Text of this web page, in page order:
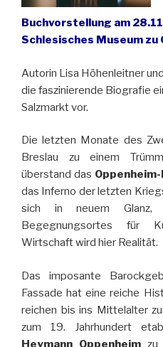
Buchvorstellung am
Schlesisches Museum zu
Autorin Lisa Höhenleitner
die faszinierende Biografie
Salzmarkt vor.
Die letzten Monate des
Breslau zu einem
überstand das Oppenheim-
das Inferno der letzten
sich in neuem
Begegnungsortes für
Wirtschaft wird hier Realität.
Das imposante
Fassade hat eine reiche
reichen bis ins Mittelalter
zum 19. Jahrhundert
Heymann Oppenheimzu